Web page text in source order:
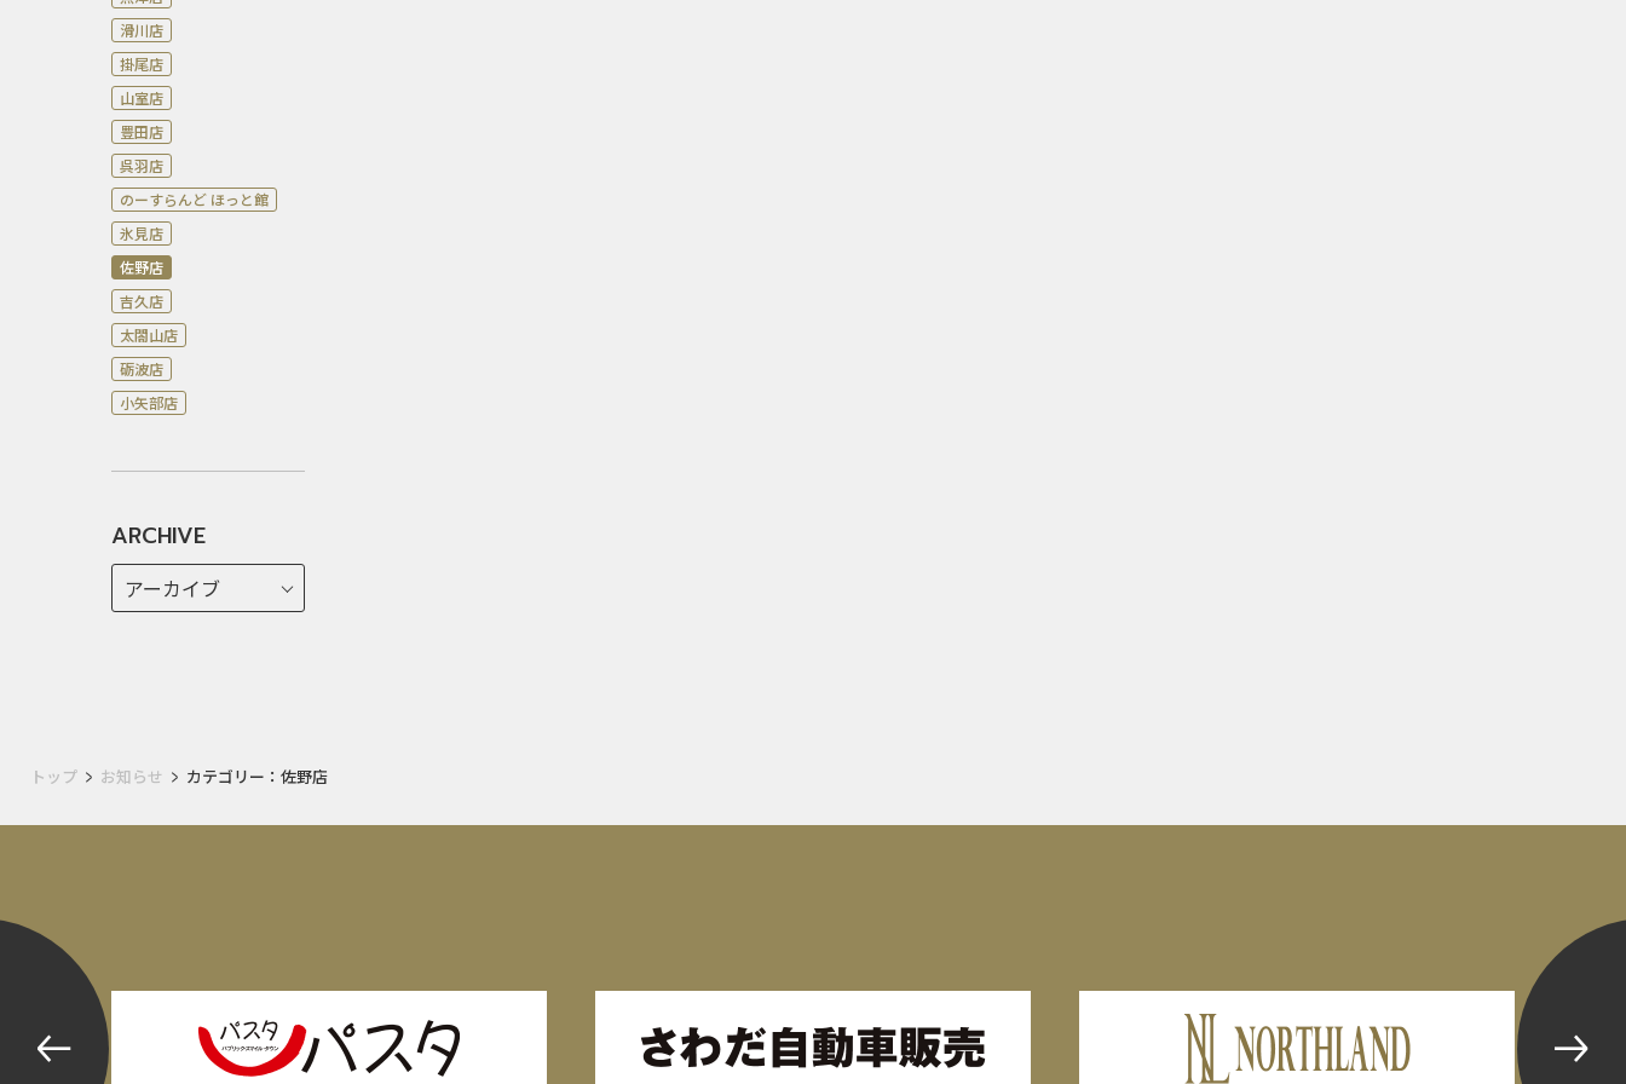
滑川店
掛尾店
山室店
豊田店
呉羽店
のーすらんど ほっと館
氷見店
佐野店
吉久店
太閤山店
砺波店
小矢部店
ARCHIVE
トップ お知らせ カテゴリー：佐野店